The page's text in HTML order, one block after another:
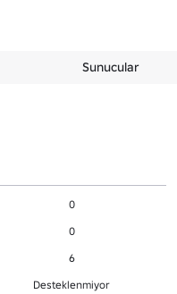
Sunucular
0
0
6
Desteklenmiyor